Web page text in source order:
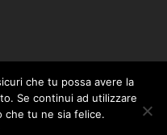
che tu possa avere la
Se continui ad utilizzare
che tu ne sia felice.